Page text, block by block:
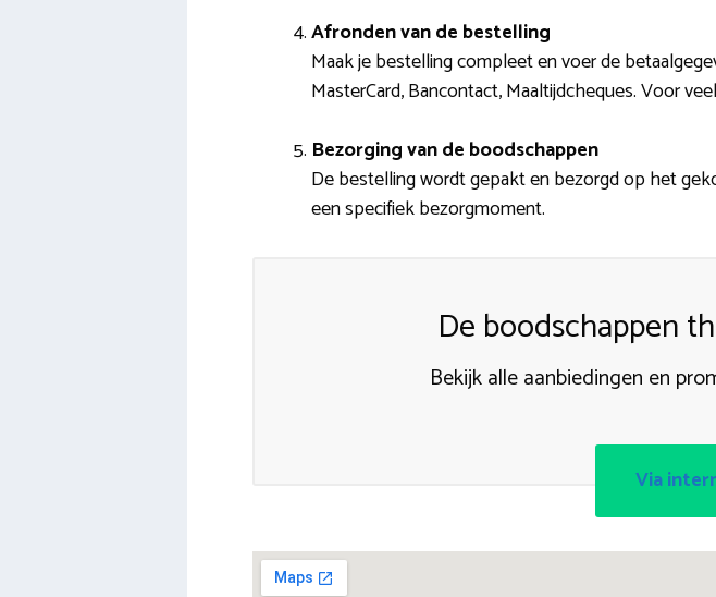
Afronden van de bestelling
Maak je bestelling compleet en voer de
MasterCard, Bancontact, Maaltijdcheques. Voor
Bezorging van de boodschappen
De bestelling wordt gepakt en bezorgd op het
een specifiek bezorgmoment.
De boodschappen
Bekijk alle aanbiedingen en
Via